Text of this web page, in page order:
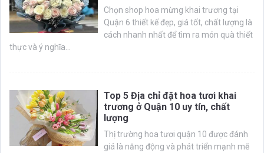
Chọn shop hoa mừng khai trương tại
Quận 6 thiết kế đẹp, giá tốt, chất lượng là
cách nhanh nhất để tìm ra món quà thiết
thực và ý nghĩa...
Top 5 Địa chỉ đặt hoa tươi khai
trương ở Quận 10 uy tín, chất
lượng
Thị trường hoa tươi quận 10 được đánh
giá là năng động và phát triển mạnh mẽ